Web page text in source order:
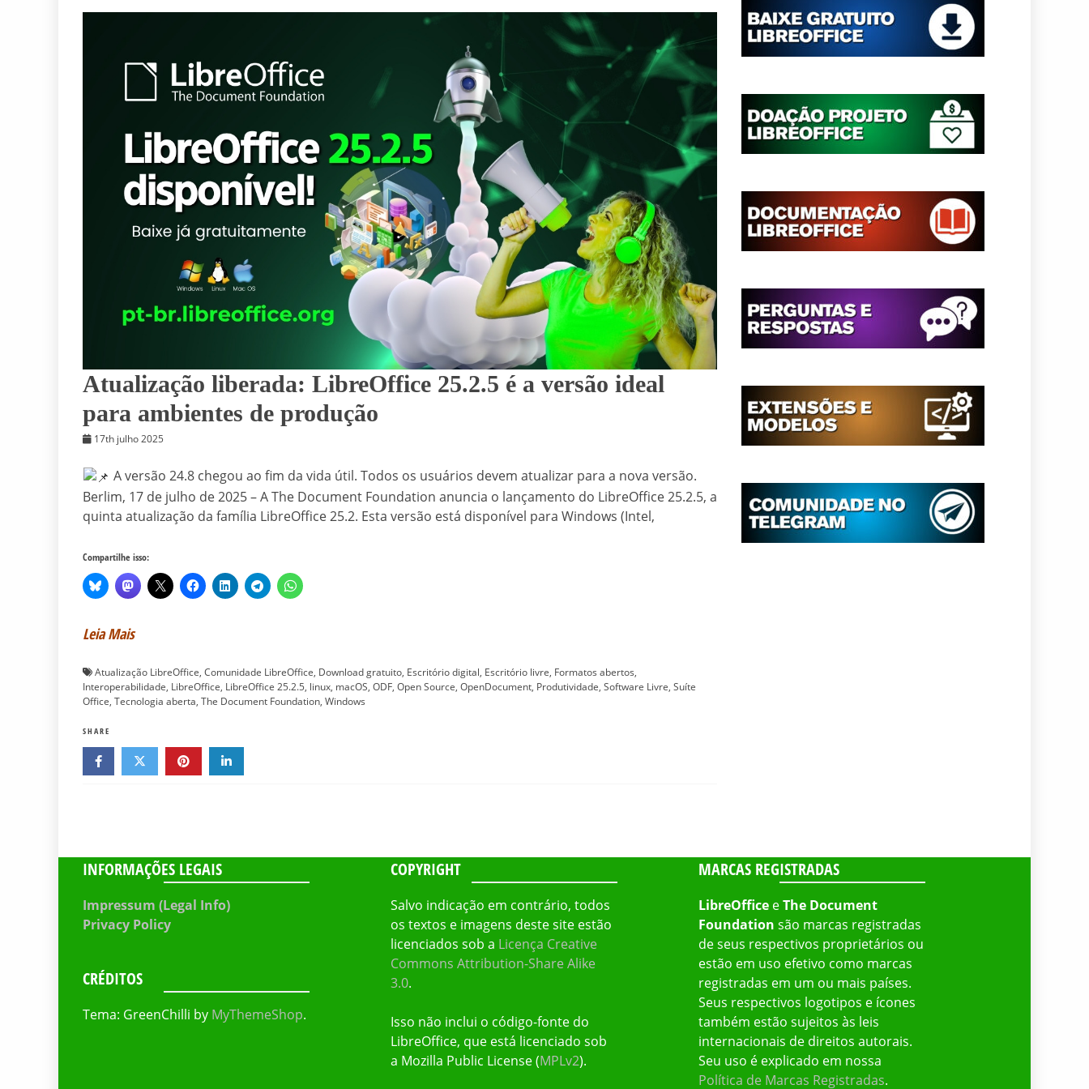
Atualização liberada: LibreOffice 25.2.5 é a versão ideal
para ambientes de produção
17th julho 2025
A versão 24.8 chegou ao fim da vida útil. Todos os usuários devem atualizar para a nova versão.
Berlim, 17 de julho de 2025 – A The Document Foundation anuncia o lançamento do LibreOffice 25.2.5, a
quinta atualização da família LibreOffice 25.2. Esta versão está disponível para Windows (Intel,
Compartilhe isso:
Leia Mais
Atualização LibreOffice, Comunidade LibreOffice, Download gratuito, Escritório digital, Escritório livre, Formatos abertos,
Interoperabilidade, LibreOffice, LibreOffice 25.2.5, linux, macOS, ODF, Open Source, OpenDocument, Produtividade, Software Livre, Suíte
Office, Tecnologia aberta, The Document Foundation, Windows
SHARE
INFORMAÇÕES LEGAIS
Impressum (Legal Info)
Privacy Policy
CRÉDITOS
Tema: GreenChilli by MyThemeShop.
COPYRIGHT
Salvo indicação em contrário, todos
os textos e imagens deste site estão
licenciados sob a Licença Creative
Commons Attribution-Share Alike
3.0.
Isso não inclui o código-fonte do
LibreOffice, que está licenciado sob
a Mozilla Public License (MPLv2).
MARCAS REGISTRADAS
LibreOfficeeThe Document
Foundation são marcas registradas
de seus respectivos proprietários ou
estão em uso efetivo como marcas
registradas em um ou mais países.
Seus respectivos logotipos e ícones
também estão sujeitos às leis
internacionais de direitos autorais.
Seu uso é explicado em nossa
Política de Marcas Registradas.